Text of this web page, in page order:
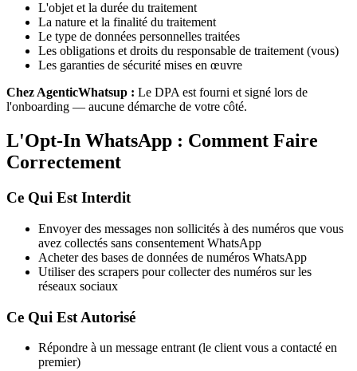
L'objet et la durée du traitement
La nature et la finalité du traitement
Le type de données personnelles traitées
Les obligations et droits du responsable de traitement (vous)
Les garanties de sécurité mises en œuvre
Chez AgenticWhatsup : Le DPA est fourni et signé lors de
l'onboarding — aucune démarche de votre côté.
L'Opt-In WhatsApp : Comment Faire
Correctement
Ce Qui Est Interdit
Envoyer des messages non sollicités à des numéros que vous
avez collectés sans consentement WhatsApp
Acheter des bases de données de numéros WhatsApp
Utiliser des scrapers pour collecter des numéros sur les
réseaux sociaux
Ce Qui Est Autorisé
Répondre à un message entrant (le client vous a contacté en
premier)